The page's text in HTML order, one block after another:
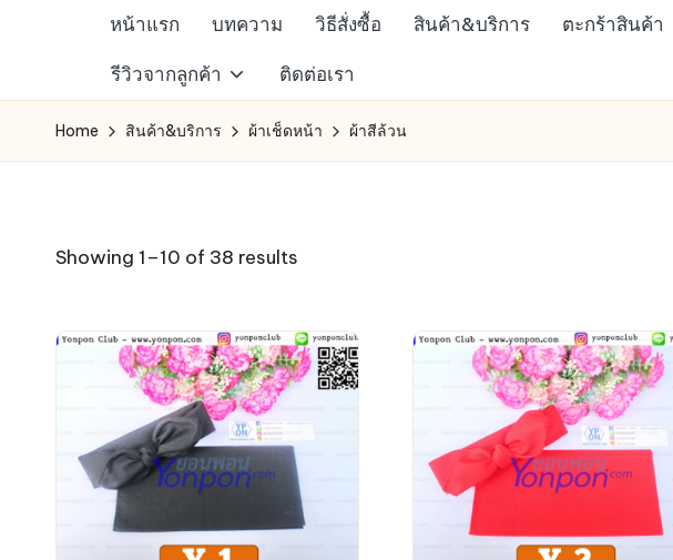
content
สรรพ
สินค้า
ออนไลน์
รัก
หน้าแรก บทความ วิธีสั่งซื้อ สินค้า&บริการ ตะกร้าสินค้า
รีวิวจากลูกค้า ติดต่อเรา
Home สินค้า&บริการ ผ้าเช็ดหน้า ผ้าสีล้วน
Showing 1–10 of 38 results